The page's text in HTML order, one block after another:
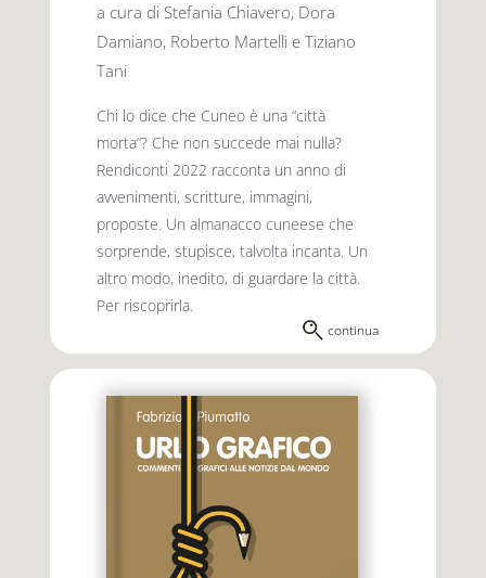
a cura di Stefania Chiavero, Dora
Damiano, Roberto Martelli e Tiziano
Tani
Chi lo dice che Cuneo è una “città
morta”? Che non succede mai nulla?
Rendiconti 2022 racconta un anno di
avvenimenti, scritture, immagini,
proposte. Un almanacco cuneese che
sorprende, stupisce, talvolta incanta. Un
altro modo, inedito, di guardare la città.
Per riscoprirla.
continua